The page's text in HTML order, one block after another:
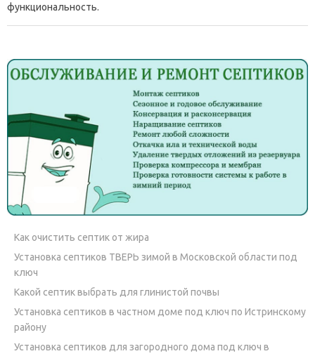
функциональность.
Как очистить септик от жира
Установка септиков ТВЕРЬ зимой в Московской области под
ключ
Какой септик выбрать для глинистой почвы
Установка септиков в частном доме под ключ по Истринскому
району
Установка септиков для загородного дома под ключ в